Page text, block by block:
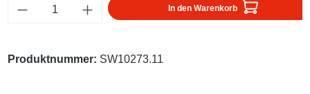
Produkt Anzahl: Gib den gewünschten
In den Warenkorb
Produktnummer: SW10273.11